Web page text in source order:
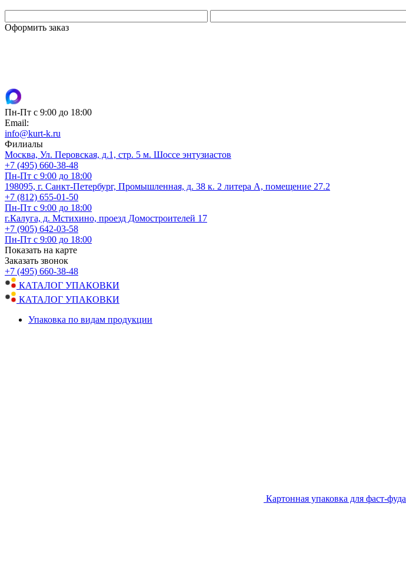
Оформить заказ
Пн-Пт с 9:00 до 18:00
Email:
info@kurt-k.ru
Филиалы
Москва, Ул. Перовская, д.1, стр. 5 м. Шоссе энтузиастов
+7 (495) 660-38-48
Пн-Пт с 9:00 до 18:00
198095, г. Санкт-Петербург, Промышленная, д. 38 к. 2 литера А, помещение 27.2
+7 (812) 655-01-50
Пн-Пт с 9:00 до 18:00
г.Калуга, д. Мстихино, проезд Домостроителей 17
+7 (905) 642-03-58
Пн-Пт с 9:00 до 18:00
Показать на карте
Заказать звонок
+7 (495) 660-38-48
КАТАЛОГ УПАКОВКИ
КАТАЛОГ УПАКОВКИ
Упаковка по видам продукции
Картонная упаковка для фаст-фуда